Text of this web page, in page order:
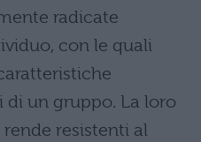
radicate
con le quali
un gruppo. La loro
resistenti al